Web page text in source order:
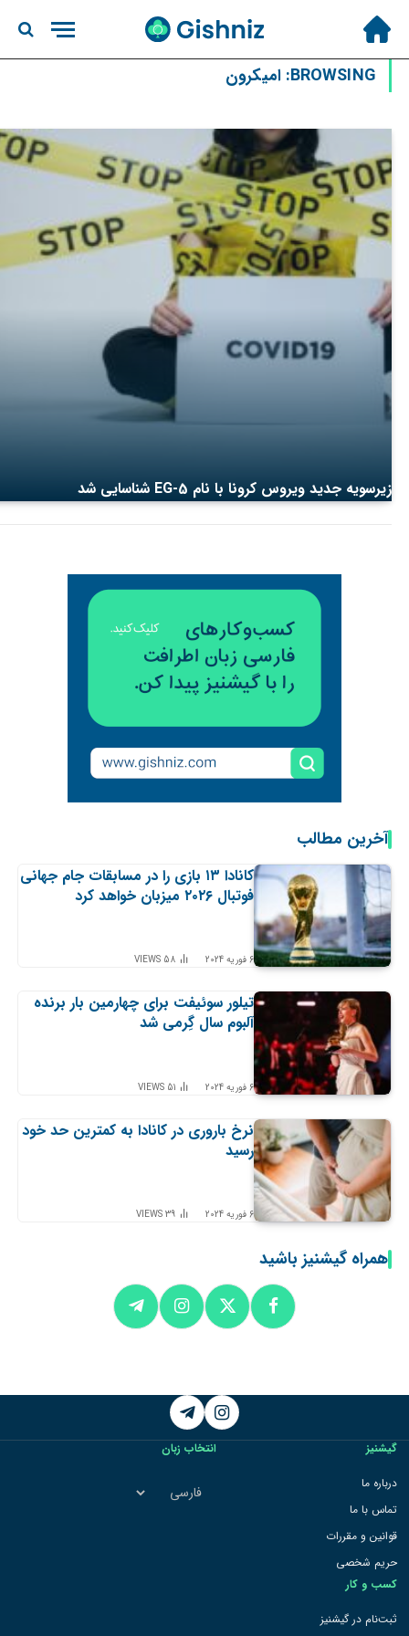
BROWSING: امیکرون
زیرسویه جدید ویروس کرونا با نام EG-5 شناسایی شد
آخرین مطالب
کانادا ۱۳ بازی را در مسابقات جام جهانی
فوتبال ۲۰۲۶ میزبان خواهد کرد
6 فوریه 2024 58
VIEWS
تیلور سوئیفت برای چهارمین بار برنده
آلبوم سال گِرمی شد
6 فوریه 2024 51
VIEWS
نرخ باروری در کانادا به کمترین حد خود
رسید
6 فوریه 2024 39
VIEWS
همراه گیشنیز باشید
Instagram
Telegram
گیشنیز
درباره ما
تماس با ما
قوانین و مقررات
حریم شخصی
کسب و کار
ثبت‌نام در گیشنیز
انتخاب زبان
انتخاب
زبان